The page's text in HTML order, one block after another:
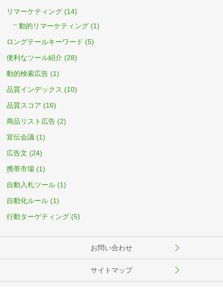
リマーケティング (14)
動的リマーケティング (1)
ロングテールキーワード (5)
便利なツール紹介 (28)
動的検索広告 (1)
品質インデックス (10)
品質スコア (16)
商品リスト広告 (2)
宣伝会議 (1)
広告文 (24)
携帯市場 (1)
自動入札ツール (1)
自動化ルール (1)
行動ターゲティング (5)
お問い合わせ
サイトマップ